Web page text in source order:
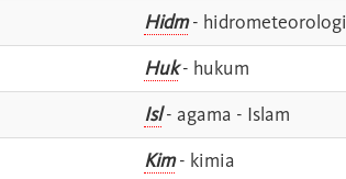
Hidm- hidrometeorologi
Huk- hukum
Isl- agama - Islam
Kim- kimia